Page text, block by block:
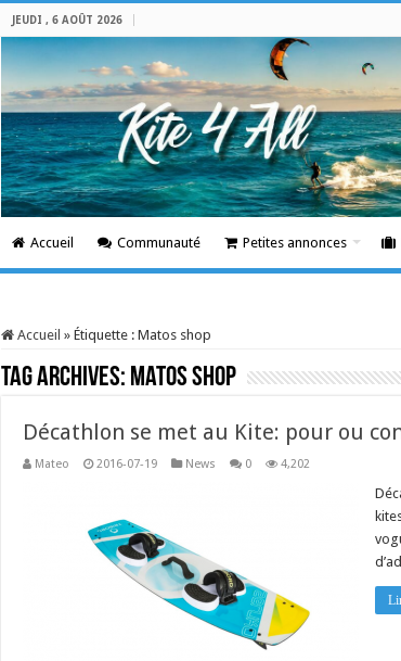
JEUDI , 6 AOÛT 2026
Accueil Communauté Petites annonces
Accueil » Étiquette : Matos shop
Tag Archives: Matos shop
Décathlon se met au Kite: pour ou
Mateo 2016-07-19 News 0 4,202